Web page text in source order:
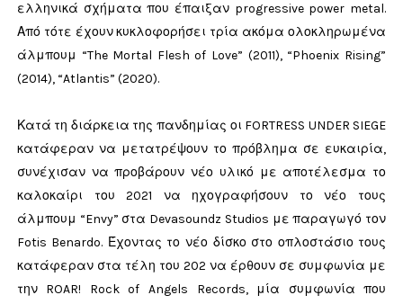
ελληνικά σχήματα που έπαιξαν progressive power metal.
Από τότε έχουν κυκλοφορήσει τρία ακόμα ολοκληρωμένα
άλμπουμ “The Mortal Flesh of Love” (2011), “Phoenix Rising”
(2014), “Atlantis” (2020).
Κατά τη διάρκεια της πανδημίας οι FORTRESS UNDER SIEGE
κατάφεραν να μετατρέψουν το πρόβλημα σε ευκαιρία,
συνέχισαν να προβάρουν νέο υλικό με αποτέλεσμα το
καλοκαίρι του 2021 να ηχογραφήσουν το νέο τους
άλμπουμ “Envy” στα Devasoundz Studios με παραγωγό τον
Fotis Benardo. Έχοντας το νέο δίσκο στο οπλοστάσιο τους
κατάφεραν στα τέλη του 202 να έρθουν σε συμφωνία με
την ROAR! Rock of Angels Records, μία συμφωνία που